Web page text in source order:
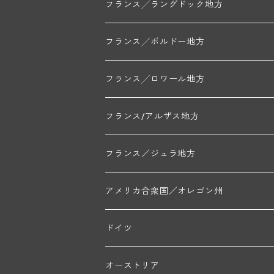
アラン・マティアス(トネロワ)
コート・ド・ニュイ地区
クロード・デュガ(ジュヴレ・シャンベルタン)
セラファン・ペール・エ・フィス(ジュヴレ・シ
エマニュエル・ルジェ(フラジェ・エシェゾー)
コート・ド・ボーヌ地区
フランソワーズ・ジャニアール(ペルナン・ヴェ
マルキ・ダンジェルヴィル(ヴォルネー)
コート・シャロネーズ地区
ロワイエ(コート・デュ・クーショワ)
A&Pド・ヴィレーヌ(ブーズロン)
マコネ地区
マンシア・ポンセ(シャントレ)
ボージョレ地区
フランク・ジュイヤール(ジュリエナ)
ギイ・ブルトン(モルゴン)
北部地区
ジャン・ルイ・シャーヴ(エルミタージュ)
ジャン・ルイ・シャーヴ・セレクション(エルミ
南部地区
ル・ヴュー・ドンジョン(シャトーヌフ・デュ・
シャトー・ライヤ(シャトーヌフ・デュ・パプ)
フランス╱ラングドック地方
コトー・デュ・ラングドック地区
ド・ロルチュ(ヴァルフローネ)
ヴァン・ド・ペイ・ド・レロー
ムーラン・ド・ガサック
フランス╱ボルドー地方
アントル・ドゥー・メール地区
シャトー・レストリーユ
メドック地区
シャトー・ル・タンプル
フランス╱ロワール地方
ペイ・ナンテ地区
デ・オー・ペミオン(ムスカデ)
サントル・ニヴェルネ地区
ディディエ・ダグノー(プイィ・フュメ)
レジス・ミネ(プイィ・フュメ)
トゥーレーヌ地区
ド・ラ・ノブレ(シノン)
フランス/アルザス地方
ロリー・ガスマン
フランス／ジュラ地方
アルボワ
ペリカン
アメリカ合衆国／オレゴン州
ウィラメット・ヴァレー
ニコラ・ジェイ
ドイツ
ラインガウ
オーストリア